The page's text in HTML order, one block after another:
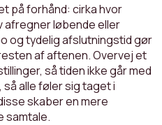
på forhånd: cirka hvor
afregner løbende eller
og tydelig afslutningstid gør
af aftenen. Overvej et
så tiden ikke går med
alle føler sig taget i
skaber en mere
samtale.